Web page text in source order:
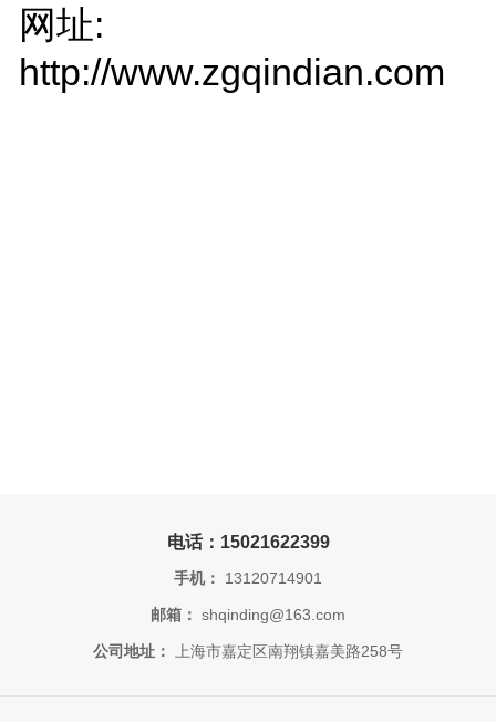
网址:
http://www.zgqindian.com
电话：15021622399
手机： 13120714901
邮箱： shqinding@163.com
公司地址： 上海市嘉定区南翔镇嘉美路258号